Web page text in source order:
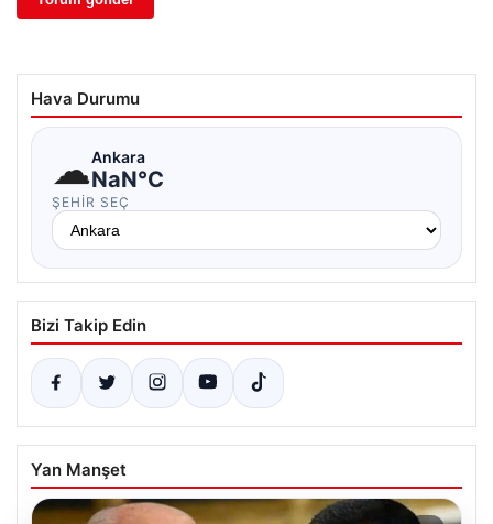
Hava Durumu
☁Ankara
NaN°C
ŞEHIR SEÇ
Bizi Takip Edin
Yan Manşet